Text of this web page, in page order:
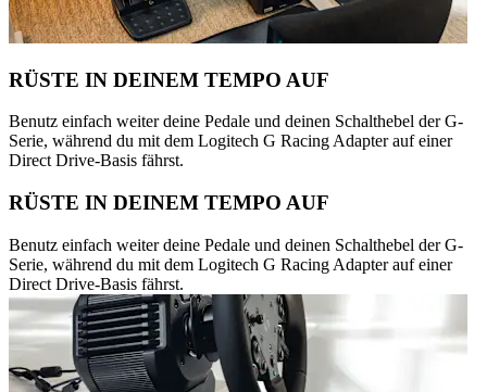
RÜSTE IN DEINEM TEMPO AUF
Benutz einfach weiter deine Pedale und deinen Schalthebel der G-
Serie, während du mit dem Logitech G Racing Adapter auf einer
Direct Drive-Basis fährst.
RÜSTE IN DEINEM TEMPO AUF
Benutz einfach weiter deine Pedale und deinen Schalthebel der G-
Serie, während du mit dem Logitech G Racing Adapter auf einer
Direct Drive-Basis fährst.